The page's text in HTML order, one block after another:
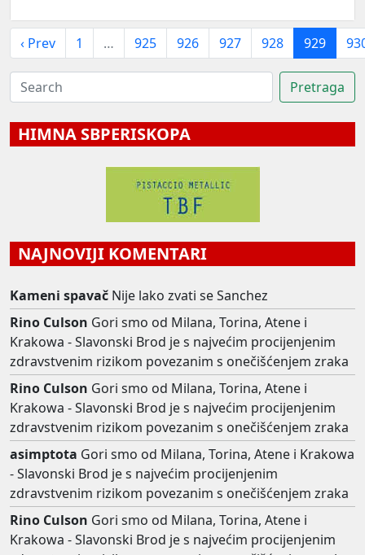
‹ Prev 1 … 925 926 927 928 929
HIMNA SBPERISKOPA
NAJNOVIJI KOMENTARI
Kameni spavač Nije lako zvati se Sanchez
Rino Culson Gori smo od Milana, Torina, Atene i
Krakowa - Slavonski Brod je s najvećim procijenjenim
zdravstvenim rizikom povezanim s onečišćenjem zraka
Rino Culson Gori smo od Milana, Torina, Atene i
Krakowa - Slavonski Brod je s najvećim procijenjenim
zdravstvenim rizikom povezanim s onečišćenjem zraka
asimptota Gori smo od Milana, Torina, Atene i Krakowa
- Slavonski Brod je s najvećim procijenjenim
zdravstvenim rizikom povezanim s onečišćenjem zraka
Rino Culson Gori smo od Milana, Torina, Atene i
Krakowa - Slavonski Brod je s najvećim procijenjenim